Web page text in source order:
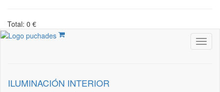
Total: 0 €
ILUMINACIÓN INTERIOR